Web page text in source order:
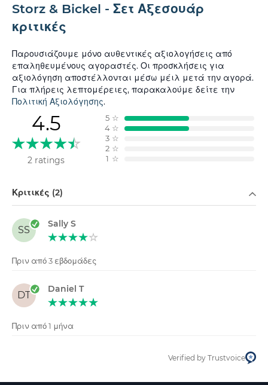
Storz & Bickel - Σετ Αξεσουάρ
κριτικές
Παρουσιάζουμε μόνο αυθεντικές αξιολογήσεις από
επαληθευμένους αγοραστές. Οι προσκλήσεις για
αξιολόγηση αποστέλλονται μέσω μέιλ μετά την αγορά.
Για πλήρεις λεπτομέρειες, παρακαλούμε δείτε την
Πολιτική Αξιολόγησης.
4.5
2 ratings
5 ☆
4 ☆
3 ☆
2 ☆
1 ☆
Κριτικές (2)
SS
Sally S
Πριν από 3 εβδομάδες
DT
Daniel T
Πριν από 1 μήνα
Verified by Trustvoice